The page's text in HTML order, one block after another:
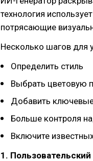
технология
потрясающие
Несколько шагов для
Определить стиль
Выбрать цветовую
Добавить
Больше контроля
Включите
1.